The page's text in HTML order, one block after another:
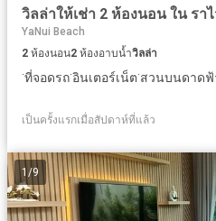
วิลล่าให้เช่า 2 ห้องนอน ใน รา
YaNui Beach
2 ห้องนอน2 ห้องอาบน้ำวิลล่า
·ที่จอดรถ·อินเตอร์เน็ต·สวนบนดาดฟ้
เป็นครั้งแรกเมื่อสัปดาห์ที่แล้ว
1 /9